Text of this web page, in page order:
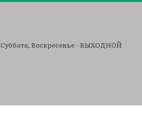
Cуббота, Воскресенье - ВЫХОДНОЙ